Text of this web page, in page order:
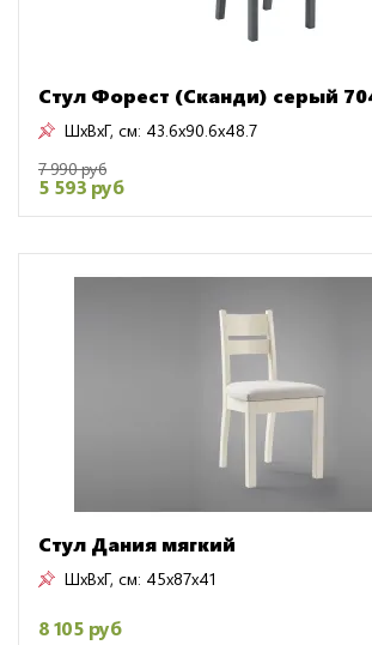
Стул Форест (Сканди) серый
ШxВxГ, см: 43.6x90.6x48.7
7 990 руб
5 593 руб
Стул Дания мягкий
ШxВxГ, см: 45x87x41
8 105 руб